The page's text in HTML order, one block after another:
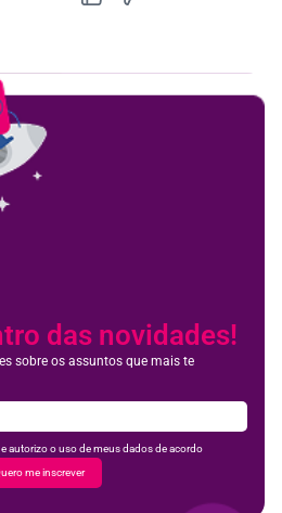
das novidades!
sobre os assuntos que mais te
autorizo o uso de meus dados de acordo
me inscrever